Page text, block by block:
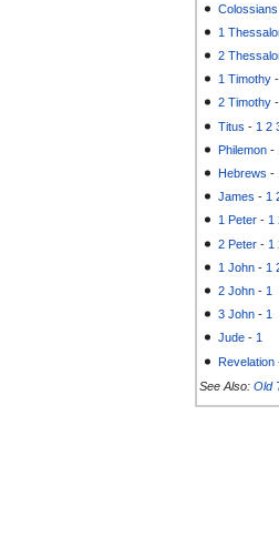
Colossians
1
2
1 Timothy
2 Timothy
Titus - 1 2
Philemon -
Hebrews -
James - 1
1 Peter - 1
2 Peter - 1
1 John - 1
2 John - 1
3 John - 1
Jude - 1
Revelation
See Also: Old